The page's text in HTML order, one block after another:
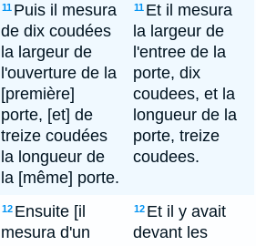
11 Puis il mesura
de dix coudées
la largeur de
l'ouverture de la
[première]
porte, [et] de
treize coudées
la longueur de
la [même] porte.
11 Et il mesura
la largeur de
l'entree de la
porte, dix
coudees, et la
longueur de la
porte, treize
coudees.
12 Ensuite [il
mesura d'un
12 Et il y avait
devant les